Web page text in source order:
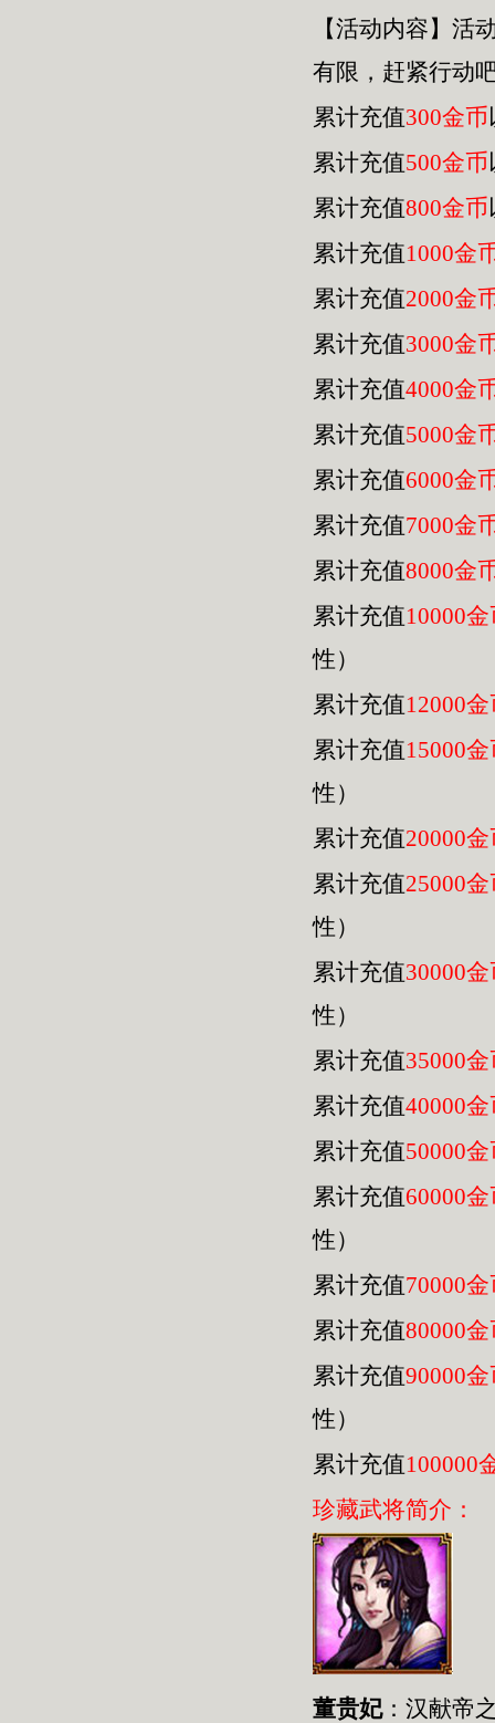
【活动内容】活
有限，赶紧行动
累计充值300金币
累计充值500金币
累计充值800金币
累计充值1000金
累计充值2000金
累计充值3000金
累计充值4000金
累计充值5000金
累计充值6000金
累计充值7000金
累计充值8000金
累计充值10000
性）
累计充值12000
累计充值15000
性）
累计充值20000
累计充值25000
性）
累计充值30000
性）
累计充值35000
累计充值40000
累计充值50000
累计充值60000
性）
累计充值70000
累计充值80000
累计充值90000
性）
累计充值100000
珍藏武将简介：
董贵妃：汉献帝